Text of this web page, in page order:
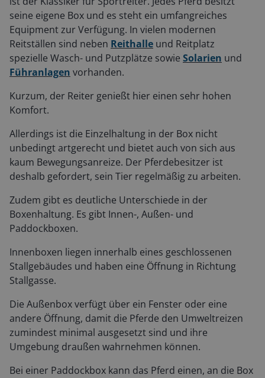
seine eigene Box und es steht ein umfangreiches
Equipment zur Verfügung. In vielen modernen
Reitställen sind neben Reithalle und Reitplatz
spezielle Wasch- und Putzplätze sowie Solarien und
Führanlagen vorhanden.
Kurzum, der Reiter genießt hier einen sehr hohen
Komfort.
Allerdings ist die Einzelhaltung in der Box nicht
unbedingt artgerecht und bietet auch von sich aus
kaum Bewegungsanreize. Der Pferdebesitzer ist
deshalb gefordert, sein Tier regelmäßig zu arbeiten.
Zudem gibt es deutliche Unterschiede in der
Boxenhaltung. Es gibt Innen-, Außen- und
Paddockboxen.
Innenboxen liegen innerhalb eines geschlossenen
Stallgebäudes und haben eine Öffnung in Richtung
Stallgasse.
Die Außenbox verfügt über ein Fenster oder eine
andere Öffnung, damit die Pferde den Umweltreizen
zumindest minimal ausgesetzt sind und ihre
Umgebung draußen wahrnehmen können.
Bei einer Paddockbox kann das Pferd einen, an die Box